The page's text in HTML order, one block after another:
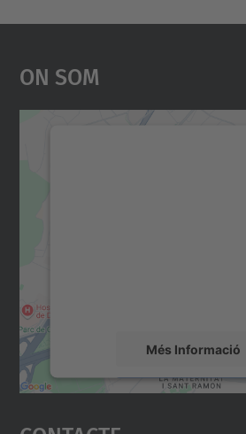
On Som
Més Informació
Accepta
powered by